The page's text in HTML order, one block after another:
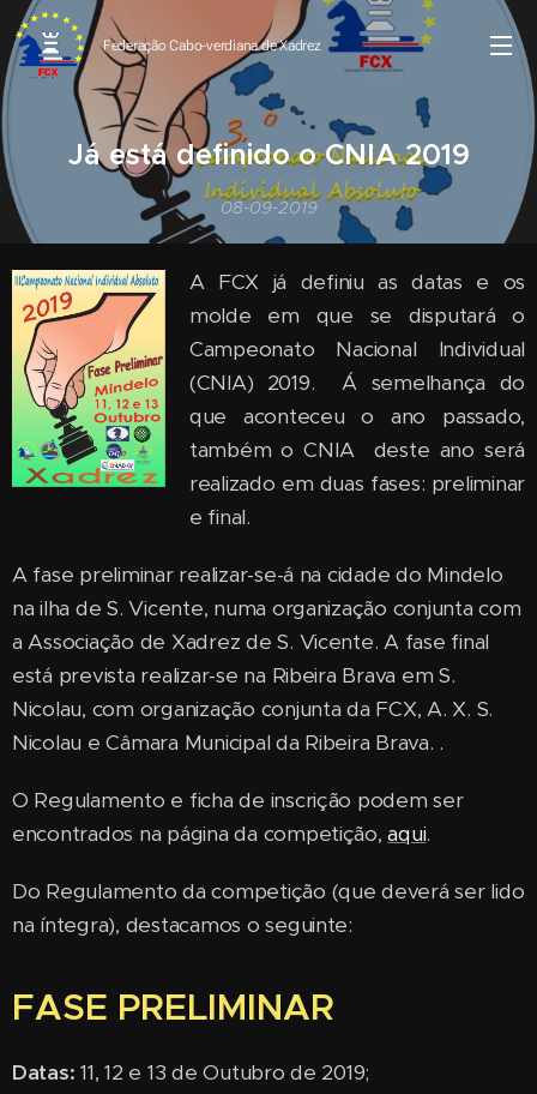
Federação Cabo-verdiana deXadrez
Já está definido o CNIA 2019
08-09-2019
A FCX já definiu as datas e os
molde em que se disputará o
Campeonato Nacional Individual
(CNIA) 2019. Á semelhança do
que aconteceu o ano passado,
também o CNIA deste ano será
realizado em duas fases: preliminar
e final.
A fase preliminar realizar-se-á na cidade do Mindelo
na ilha de S. Vicente, numa organização conjunta com
a Associação de Xadrez de S. Vicente. A fase final
está prevista realizar-se na Ribeira Brava em S.
Nicolau, com organização conjunta da FCX, A. X. S.
Nicolau e Câmara Municipal da Ribeira Brava. .
O Regulamento e ficha de inscrição podem ser
encontrados na página da competição,aqui.
Do Regulamento da competição (que deverá ser lido
na íntegra), destacamos o seguinte:
FASE PRELIMINAR
Datas: 11, 12 e 13 de Outubro de 2019;